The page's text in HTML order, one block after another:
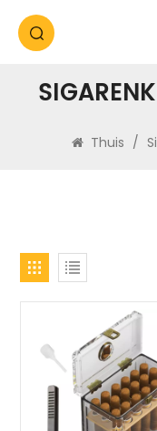
Thuis /